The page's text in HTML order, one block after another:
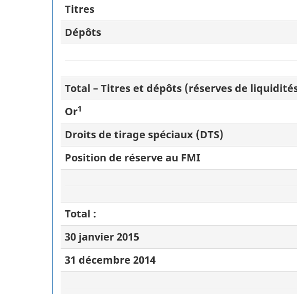
Titres
Dépôts
Total – Titres et dépôts (réserves de
Or1
Droits de tirage spéciaux (DTS)
Position de réserve au FMI
Total :
30 janvier 2015
31 décembre 2014